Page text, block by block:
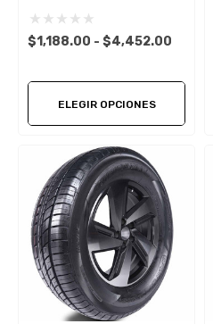
$1,188.00 - $4,452.00
ELEGIR OPCIONES